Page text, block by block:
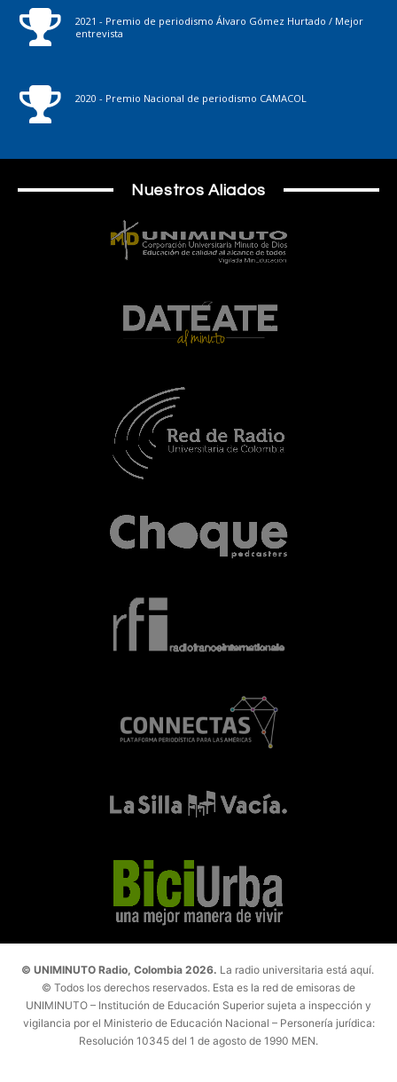
2021 - Premio de periodismo Álvaro Gómez Hurtado / Mejor
entrevista
2020 - Premio Nacional de periodismo CAMACOL
Nuestros Aliados
© UNIMINUTO Radio, Colombia 2026. La radio universitaria está aquí.
© Todos los derechos reservados. Esta es la red de emisoras de
UNIMINUTO – Institución de Educación Superior sujeta a inspección y
vigilancia por el Ministerio de Educación Nacional – Personería jurídica:
Resolución 10345 del 1 de agosto de 1990 MEN.